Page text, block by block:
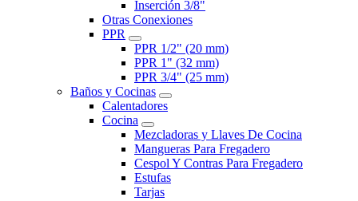
Inserción 3/8"
Otras Conexiones
PPR
PPR 1/2" (20 mm)
PPR 1" (32 mm)
PPR 3/4" (25 mm)
Baños y Cocinas
Calentadores
Cocina
Mezcladoras y Llaves De Cocina
Mangueras Para Fregadero
Cespol Y Contras Para Fregadero
Estufas
Tarjas